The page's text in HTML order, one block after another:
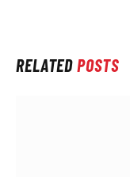
RELATEDPOSTS